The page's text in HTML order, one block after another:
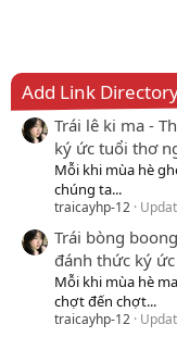
Add Link
Trái lê ki ma -
ký ức tuổi thơ
Mỗi khi mùa hè
chúng ta...
traicayhp-12
Trái bòng
đánh thức ký
Mỗi khi mùa hè
chợt đến chợt...
traicayhp-12